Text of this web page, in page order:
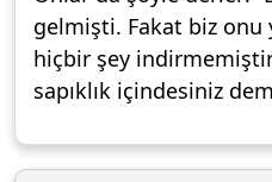
gelmişti. Fakat biz onu
hiçbir şey
sapıklık içindesiniz